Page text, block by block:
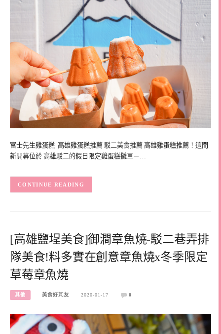
富士先生雞蛋糕 高雄雞蛋糕推薦 駁二美食推薦 高雄雞蛋糕推薦！這間
新開幕位於 高雄駁二的假日限定雞蛋糕攤車－…
CONTINUE READING
[高雄鹽埕美食]御澗章魚燒-駁二巷弄排
隊美食!料多實在創意章魚燒x冬季限定
草莓章魚燒
其他 美食好芃友 2020-01-17 0